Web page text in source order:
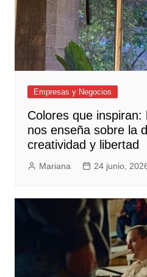
Empresas y Negocios
Colores que
nos enseña sobre la
creatividad y libertad
Mariana 24 junio,